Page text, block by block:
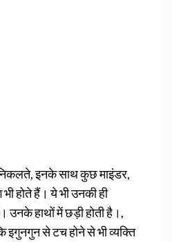
इनके साथ कुछ माइंडर,
होते हैं। ये भी उनकी ही
उनके हाथों में छड़ी होती है।,
इगुनगुन से टच होने से भी व्यक्ति